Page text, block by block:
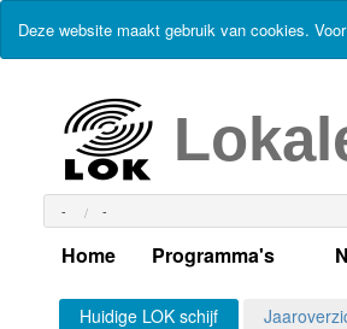
Deze website maakt gebruik van cookies.
- -
Home Programma's
Alle dagen
Huidige LOK schijf